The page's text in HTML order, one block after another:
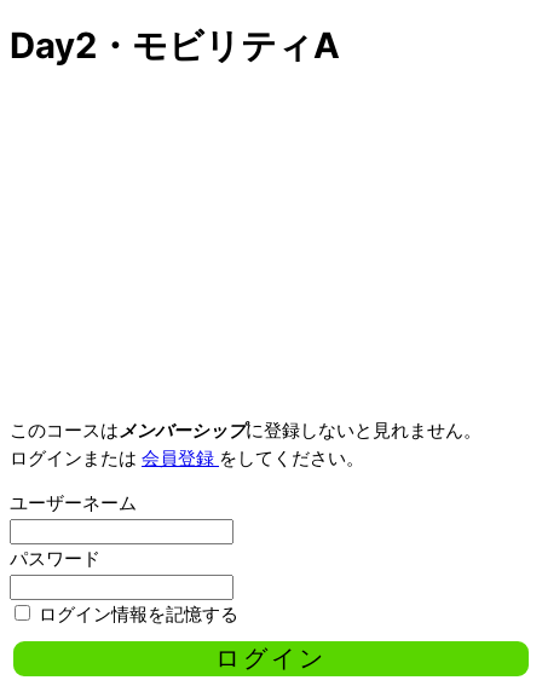
Day2・モビリティA
このコースはメンバーシップに登録しないと見れません。
ログインまたは 会員登録 をしてください。
ユーザーネーム
パスワード
ログイン情報を記憶する